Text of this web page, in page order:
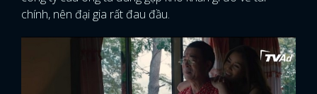
chính, nên đại gia rất đau đầu.